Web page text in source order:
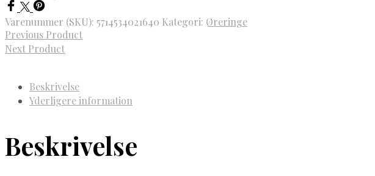
Varenummer (SKU): 5714534021640 Kategori: Øreringe
Previous Product
Next Product
Beskrivelse
Yderligere information
Beskrivelse